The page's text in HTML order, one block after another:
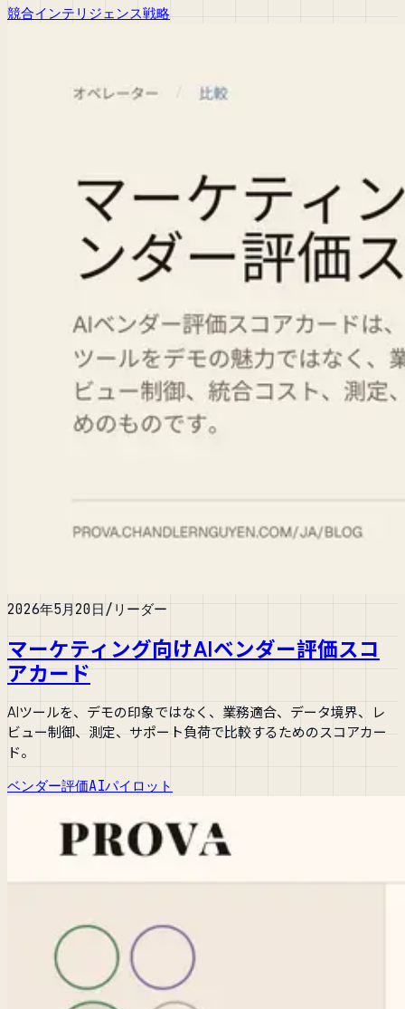
競合インテリジェンス戦略
2026年5月20日/ リーダー
マーケティング向けAIベンダー評価スコ
アカード
AIツールを、デモの印象ではなく、業務適合、データ境界、レ
ビュー制御、測定、サポート負荷で比較するためのスコアカー
ド。
ベンダー評価AIパイロット